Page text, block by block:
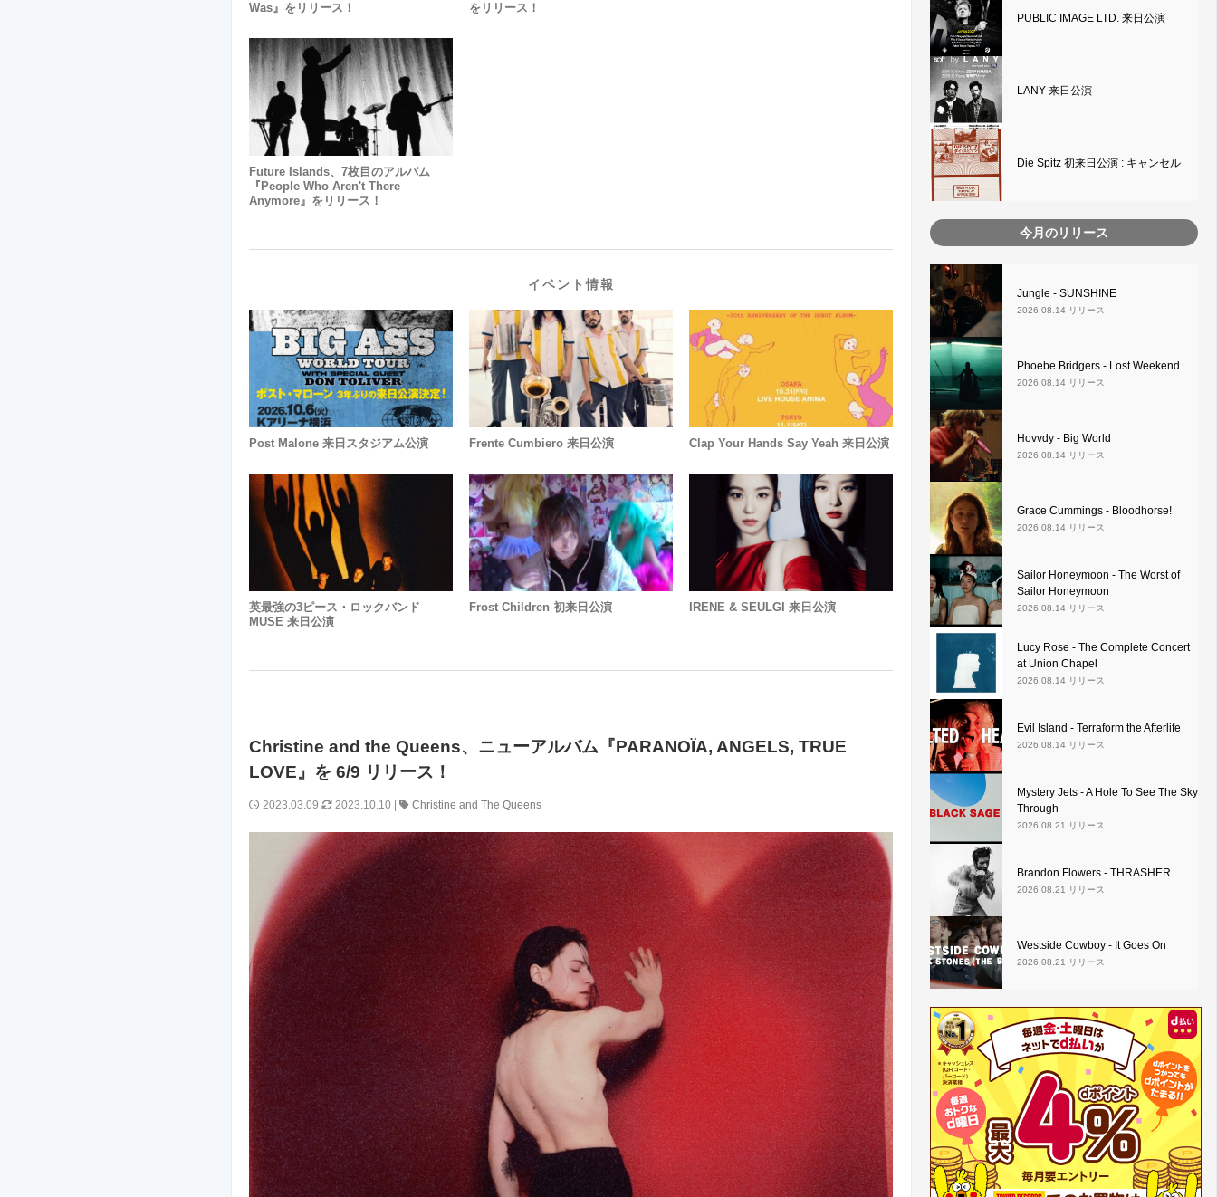
Was』をリリース！
をリリース！
Future Islands、7枚目のアルバム
『People Who Aren't There
Anymore』をリリース！
イベント情報
Post Malone 来日スタジアム公演 Frente Cumbiero 来日公演 Clap Your Hands Say Yeah 来日公演
英最強の3ピース・ロックバンド
MUSE 来日公演
Frost Children 初来日公演 IRENE & SEULGI 来日公演
Christine and the Queens、ニューアルバム『PARANOÏA, ANGELS, TRUE
LOVE』を 6/9 リリース！
2023.03.09 2023.10.10 | Christine and The Queens
PUBLIC IMAGE LTD. 来日公演
LANY 来日公演
Die Spitz 初来日公演 : キャンセル
今月のリリース
Jungle - SUNSHINE
2026.08.14 リリース
Phoebe Bridgers - Lost Weekend
2026.08.14 リリース
Hovvdy - Big World
2026.08.14 リリース
Grace Cummings - Bloodhorse!
2026.08.14 リリース
Sailor Honeymoon - The Worst of
Sailor Honeymoon
2026.08.14 リリース
Lucy Rose - The Complete Concert
at Union Chapel
2026.08.14 リリース
Evil Island - Terraform the Afterlife
2026.08.14 リリース
Mystery Jets - A Hole To See The Sky
Through
2026.08.21 リリース
Brandon Flowers - THRASHER
2026.08.21 リリース
Westside Cowboy - It Goes On
2026.08.21 リリース